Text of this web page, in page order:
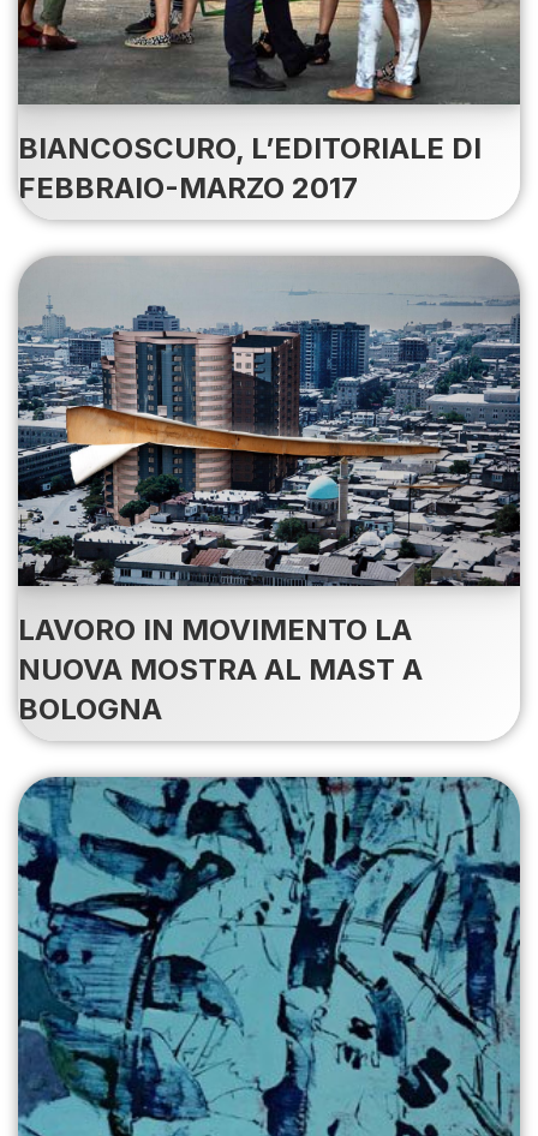
BIANCOSCURO, L’EDITORIALE DI
FEBBRAIO-MARZO 2017
LAVORO IN MOVIMENTO LA
NUOVA MOSTRA AL MAST A
BOLOGNA